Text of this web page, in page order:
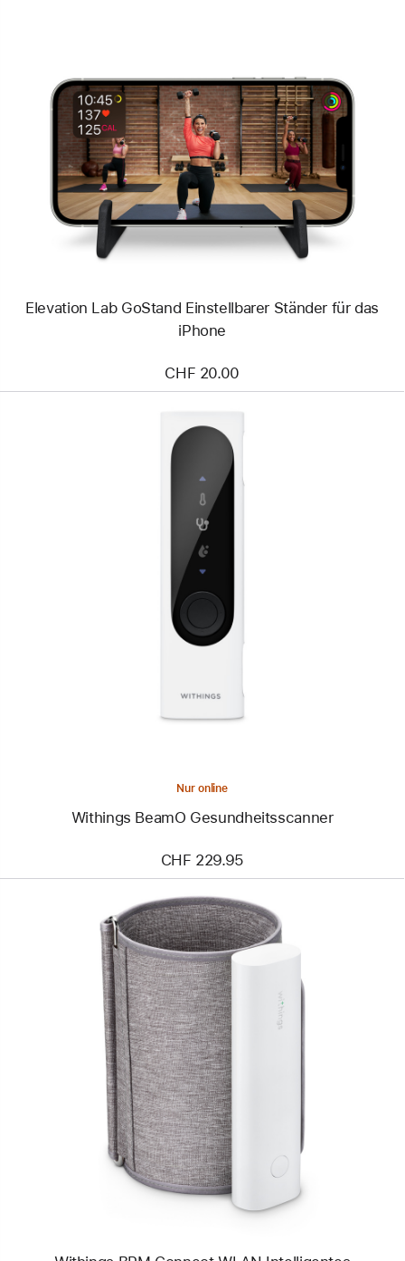
Zurück
Bild
-
Elevation
Lab
GoStand
Einstellbarer
Ständer
für
das
iPhone
Elevation Lab GoStand Einstellbarer Ständer für das
iPhone
CHF 20.00
Zurück
Bild
-
Withings
BeamO
Gesundheitsscanner
Nur online
Withings BeamO Gesundheitsscanner
CHF 229.95
Zurück
Bild
-
Withings
BPM
Connect
WLAN
Intelligentes
Blutdruckmessgerät